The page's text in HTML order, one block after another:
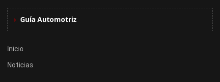
Guía Automotriz
Inicio
Noticias